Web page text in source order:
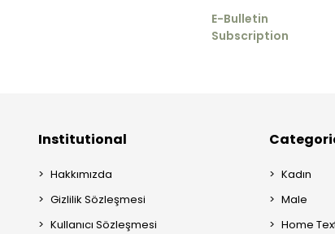
E-Bulletin
Subscription
Institutional
Hakkımızda
Gizlilik Sözleşmesi
Kullanıcı Sözleşmesi
Kadın
Male
Home